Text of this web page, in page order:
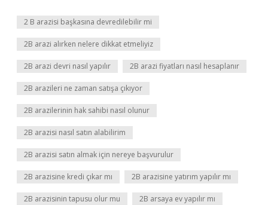
2 B arazisi başkasına devredilebilir mi
2B arazi alırken nelere dikkat etmeliyiz
2B arazi devri nasıl yapılır 2B arazi fiyatları nasıl hesaplanır
2B arazileri ne zaman satışa çıkıyor
2B arazilerinin hak sahibi nasıl olunur
2B arazisi nasıl satın alabilirim
2B arazisi satın almak için nereye başvurulur
2B arazisine kredi çıkar mı 2B arazisine yatırım yapılır mı
2B arazisinin tapusu olur mu 2B arsaya ev yapılır mı